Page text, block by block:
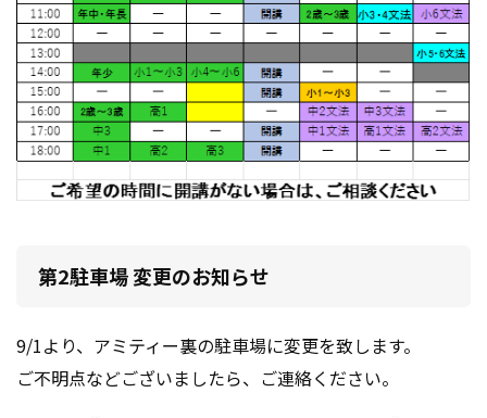
第2駐車場 変更のお知らせ
9/1より、アミティー裏の駐車場に変更を致します。
ご不明点などございましたら、ご連絡ください。